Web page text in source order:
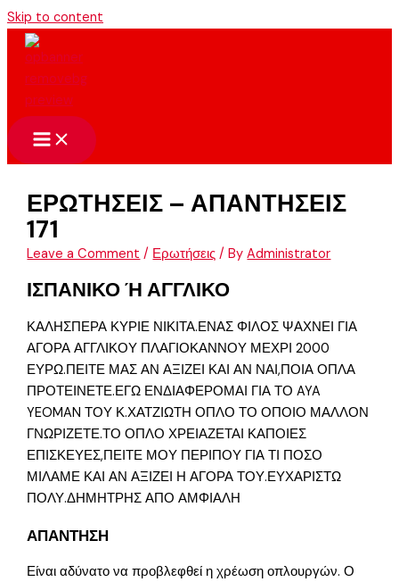
Skip to content
ΕΡΩΤΗΣΕΙΣ – ΑΠΑΝΤΗΣΕΙΣ
171
Leave a Comment / Ερωτήσεις / ByAdministrator
ΙΣΠΑΝΙΚΟ Ή ΑΓΓΛΙΚΟ
ΚΑΛΗΣΠΕΡΑ ΚΥΡΙΕ ΝΙΚΙΤΑ.ΕΝΑΣ ΦΙΛΟΣ ΨΑΧΝΕΙ ΓΙΑ
ΑΓΟΡΑ ΑΓΓΛΙΚΟΥ ΠΛΑΓΙΟΚΑΝΝΟΥ ΜΕΧΡΙ 2000
ΕΥΡΩ.ΠΕΙΤΕ ΜΑΣ ΑΝ ΑΞΙΖΕΙ ΚΑΙ ΑΝ ΝΑΙ,ΠΟΙΑ ΟΠΛΑ
ΠΡΟΤΕΙΝΕΤΕ.ΕΓΩ ΕΝΔΙΑΦΕΡΟΜΑΙ ΓΙΑ ΤΟ AYA
YEOMAN ΤΟΥ Κ.ΧΑΤΖΙΩΤΗ ΟΠΛΟ ΤΟ ΟΠΟΙΟ ΜΑΛΛΟΝ
ΓΝΩΡΙΖΕΤΕ.ΤΟ ΟΠΛΟ ΧΡΕΙΑΖΕΤΑΙ ΚΑΠΟΙΕΣ
ΕΠΙΣΚΕΥΕΣ,ΠΕΙΤΕ ΜΟΥ ΠΕΡΙΠΟΥ ΓΙΑ ΤΙ ΠΟΣΟ
ΜΙΛΑΜΕ ΚΑΙ ΑΝ ΑΞΙΖΕΙ Η ΑΓΟΡΑ ΤΟΥ.ΕΥΧΑΡΙΣΤΩ
ΠΟΛΥ.ΔΗΜΗΤΡΗΣ ΑΠΟ ΑΜΦΙΑΛΗ
ΑΠΑΝΤΗΣΗ
Είναι αδύνατο να προβλεφθεί η χρέωση οπλουργών. Ο